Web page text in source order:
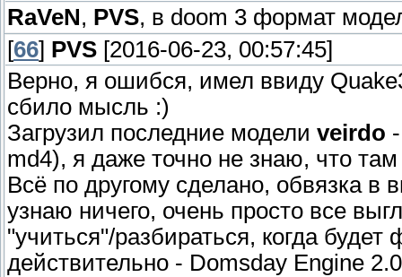
RaVeN, PVS, в doom 3 формат
[66] PVS [2016-06-23, 00:57:45]
Верно, я ошибся, имел ввиду
сбило мысль :)
Загрузил последние модели veirdo
md4), я даже точно не знаю, что
Всё по другому сделано, обвязка в
узнаю ничего, очень просто все
"учиться"/разбираться, когда
действительно - Domsday Engine